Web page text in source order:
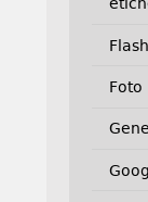
Flash
Foto